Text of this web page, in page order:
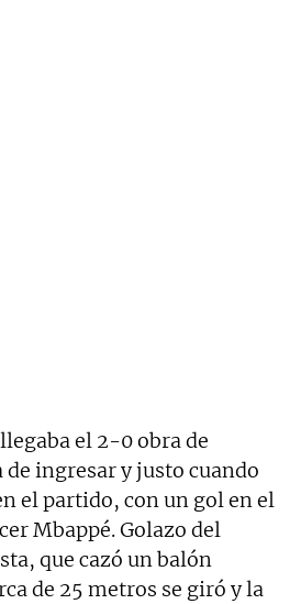
el 2-0 obra de
de ingresar y justo cuando
el partido, con un gol en el
Mbappé. Golazo del
que cazó un balón
de 25 metros se giró y la